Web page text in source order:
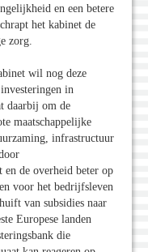
en een betere
het kabinet de
zorg.
wil nog deze
in
daarbij om de
maatschappelijke
infrastructuur
en de overheid beter op
voor het bedrijfsleven
van subsidies naar
Europese landen
die